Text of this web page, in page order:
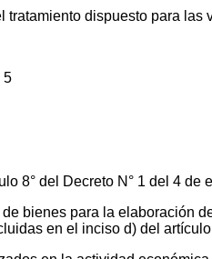
tratamiento dispuesto para las
5
8° del Decreto N° 1 del 4 de
bienes para la elaboración
en el inciso d) del artículo